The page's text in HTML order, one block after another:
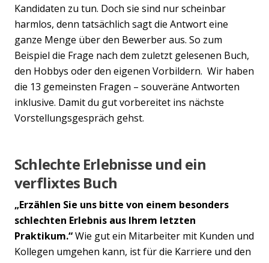
Kandidaten zu tun. Doch sie sind nur scheinbar
harmlos, denn tatsächlich sagt die Antwort eine
ganze Menge über den Bewerber aus. So zum
Beispiel die Frage nach dem zuletzt gelesenen Buch,
den Hobbys oder den eigenen Vorbildern. Wir haben
die 13 gemeinsten Fragen – souveräne Antworten
inklusive. Damit du gut vorbereitet ins nächste
Vorstellungsgespräch gehst.
Schlechte Erlebnisse und ein
verflixtes Buch
„Erzählen Sie uns bitte von einem besonders
schlechten Erlebnis aus Ihrem letzten
Praktikum.“Wie gut ein Mitarbeiter mit Kunden und
Kollegen umgehen kann, ist für die Karriere und den